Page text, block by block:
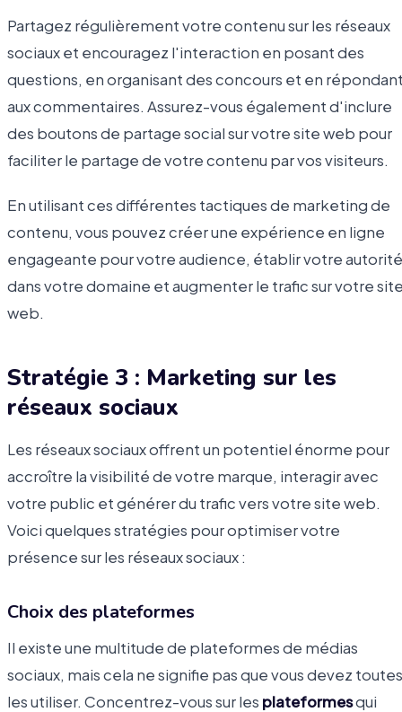
Partagez régulièrement votre contenu sur les réseaux
sociaux et encouragez l'interaction en posant des
questions, en organisant des concours et en
aux commentaires. Assurez-vous également d'inclure
des boutons de partage social sur votre site web pour
faciliter le partage de votre contenu par vos visiteurs.
En utilisant ces différentes tactiques de marketing de
contenu, vous pouvez créer une expérience en ligne
engageante pour votre audience, établir votre autorité
dans votre domaine et augmenter le trafic sur votre
web.
Stratégie 3 : Marketing sur les
réseaux sociaux
Les réseaux sociaux offrent un potentiel énorme pour
accroître la visibilité de votre marque, interagir avec
votre public et générer du trafic vers votre site web.
Voici quelques stratégies pour optimiser votre
présence sur les réseaux sociaux :
Choix des plateformes
Il existe une multitude de plateformes de médias
sociaux, mais cela ne signifie pas que vous devez toutes
les utiliser. Concentrez-vous sur les plateformesqui